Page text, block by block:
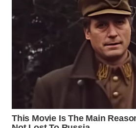
WN
BORNEO
Media
WAHANA
WAHANA